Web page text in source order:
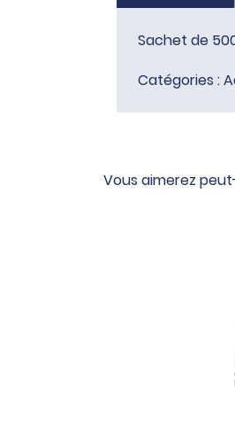
Sachet de
Catégories :
Vous aimerez